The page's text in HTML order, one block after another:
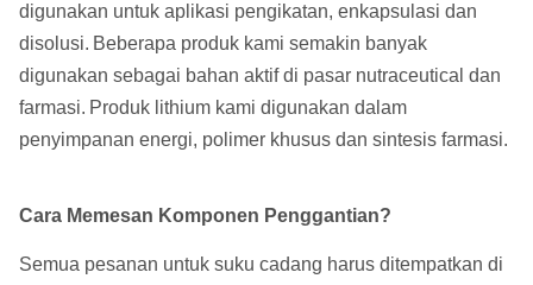
digunakan untuk aplikasi pengikatan, enkapsulasi dan
disolusi. Beberapa produk kami semakin banyak
digunakan sebagai bahan aktif di pasar nutraceutical dan
farmasi. Produk lithium kami digunakan dalam
penyimpanan energi, polimer khusus dan sintesis farmasi.
Cara Memesan Komponen Penggantian?
Semua pesanan untuk suku cadang harus ditempatkan di